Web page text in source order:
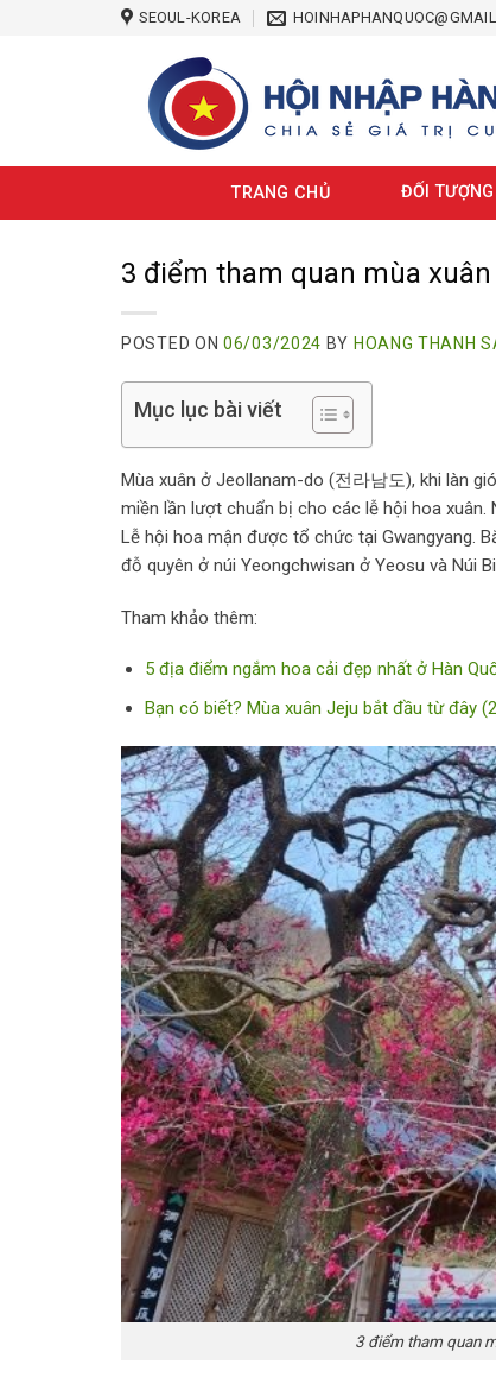
SEOUL-KOREA
TRANG CHỦ ĐỐI TƯỢNG
3 điểm tham quan mùa
POSTED ON 06/03/2024 BY HOANG THANH
Mục lục bài viết
Mùa xuân ở Jeollanam-do (전라남도), khi làn
miền lần lượt chuẩn bị cho các lễ hội hoa
Lễ hội hoa mận được tổ chức tại Gwangyang.
đỗ quyên ở núi Yeongchwisan ở Yeosu và Núi
Tham khảo thêm:
5 địa điểm ngắm hoa cải đẹp nhất ở Hàn
Bạn có biết? Mùa xuân Jeju bắt đầu từ đây
3 điểm tham quan